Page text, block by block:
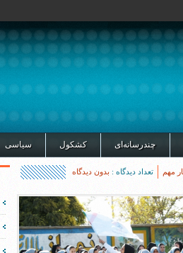
چندرسانه‌ای کشکول سیاسی
مهم تعداد دیدگاه : بدون دیدگاه